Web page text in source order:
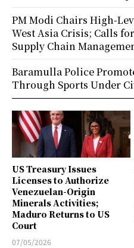
US Treasury Issues
Licenses to Authorize
Venezuelan-Origin
Minerals Activities;
Maduro Returns to US
Court
07/05/2026
PM Modi Chairs High-
West Asia Crisis; Calls
Supply Chain
Baramulla Police
Through Sports Under